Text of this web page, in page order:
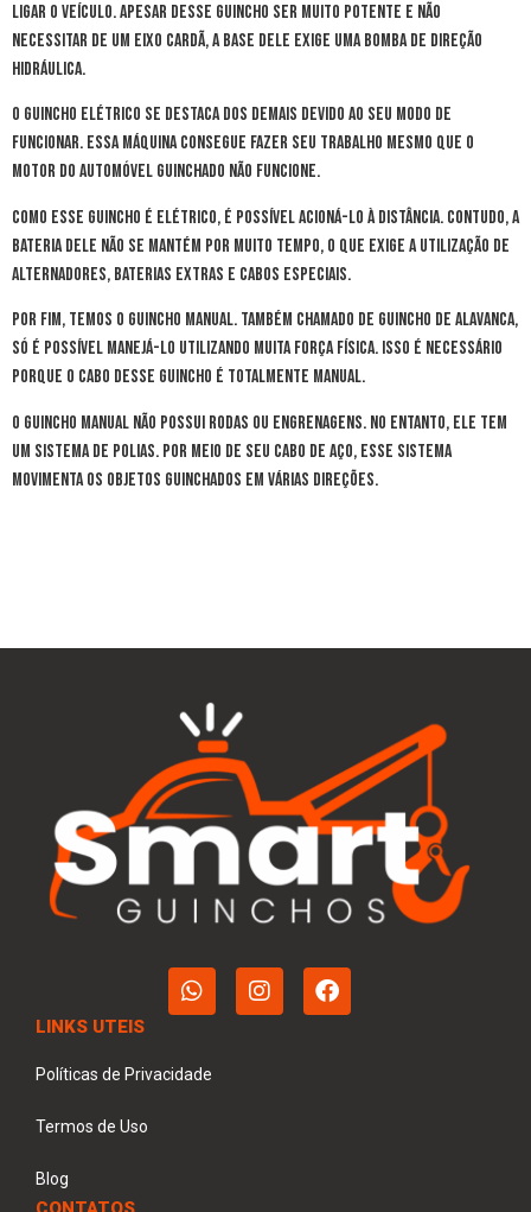
ligar o veículo. Apesar desse guincho ser muito potente e não
necessitar de um eixo cardã, a base dele exige uma bomba de direção
hidráulica.
O guincho elétrico se destaca dos demais devido ao seu modo de
funcionar. Essa máquina consegue fazer seu trabalho mesmo que o
motor do automóvel guinchado não funcione.
Como esse guincho é elétrico, é possível acioná-lo à distância. Contudo, a
bateria dele não se mantém por muito tempo, o que exige a utilização de
alternadores, baterias extras e cabos especiais.
Por fim, temos o guincho manual. Também chamado de guincho de alavanca,
só é possível manejá-lo utilizando muita força física. Isso é necessário
porque o cabo desse guincho é totalmente manual.
O guincho manual não possui rodas ou engrenagens. No entanto, ele tem
um sistema de polias. Por meio de seu cabo de aço, esse sistema
movimenta os objetos guinchados em várias direções.
LINKS UTEIS
Políticas de Privacidade
Termos de Uso
Blog